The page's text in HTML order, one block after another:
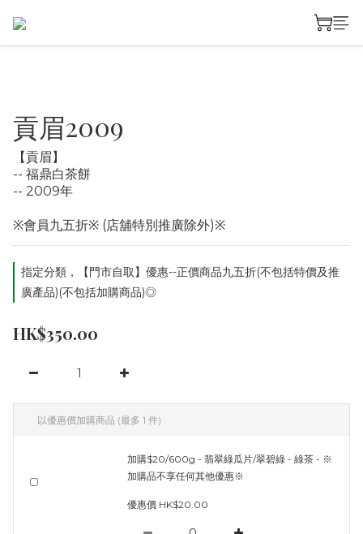
貢眉2009
【貢眉】
-- 福鼎白茶餅
-- 2009年
※會員九五折※ (店舖特別推廣除外)※
指定分類，【門市自取】優惠--正價商品九五折(不包括特價及推
廣產品)(不包括加購商品)◎
HK$350.00
以優惠價加購商品 (最多 1 件)
加購$20/600g - 翡翠綠瓜片/翠碧綠 - 綠茶 - ※
加購品不享任何其他優惠※
優惠價 HK$20.00